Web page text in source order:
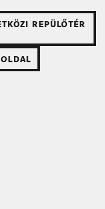
REPÜLŐTÉR